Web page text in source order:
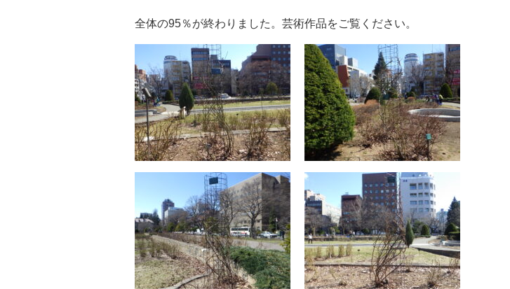
全体の95％が終わりました。芸術作品をご覧ください。